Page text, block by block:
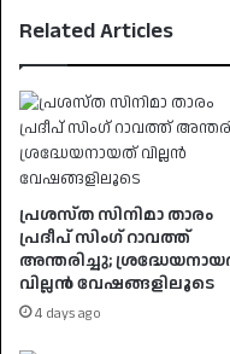
Related Articles
പ്രശസ്ത സിനിമാ താരം
പ്രദീപ് സിംഗ് റാവത്ത്
അന്തരിച്ചു;
വില്ലൻ വേഷങ്ങളിലൂടെ
4 days ago